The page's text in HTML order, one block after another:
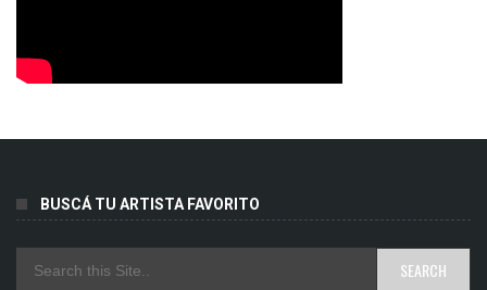
BUSCÁ TU ARTISTA FAVORITO